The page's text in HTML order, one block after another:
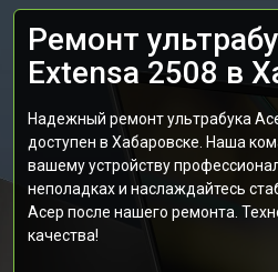
Ремонт
Extensa 2508 в
Надежный ремонт ультрабука
доступен в Хабаровске. Наша
вашему устройству
неполадках и наслаждайтесь
Асер после нашего ремонта.
качества!